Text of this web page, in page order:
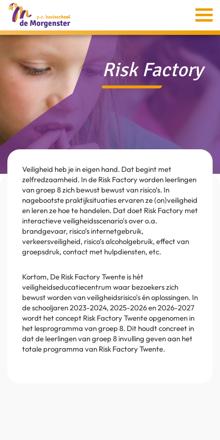
Home
Informatie
Groepen
Aanmelding
Contact
Risk Factory
Veiligheid heb je in eigen hand. Dat begint met
zelfredzaamheid. In de Risk Factory worden leerlingen
van groep 8 zich bewust bewust van risico’s. In
nagebootste praktijksituaties ervaren ze (on)veiligheid
en leren ze hoe te handelen. Dat doet Risk Factory met
interactieve veiligheidsscenario's over o.a.
brandgevaar, risico’s internetgebruik,
verkeersveiligheid, risico’s alcoholgebruik, effect van
groepsdruk, contact met hulpdiensten, etc.
Kortom, De Risk Factory Twente is hét
veiligheidseducatiecentrum waar bezoekers zich
bewust worden van veiligheidsrisico's én oplossingen. In
de schooljaren 2023-2024, 2025-2026 en 2026-2027
wordt het concept Risk Factory Twente opgenomen in
het lesprogramma van groep 8. Dit houdt concreet in
dat de leerlingen van groep 8 invulling geven aan het
totale programma van Risk Factory Twente.